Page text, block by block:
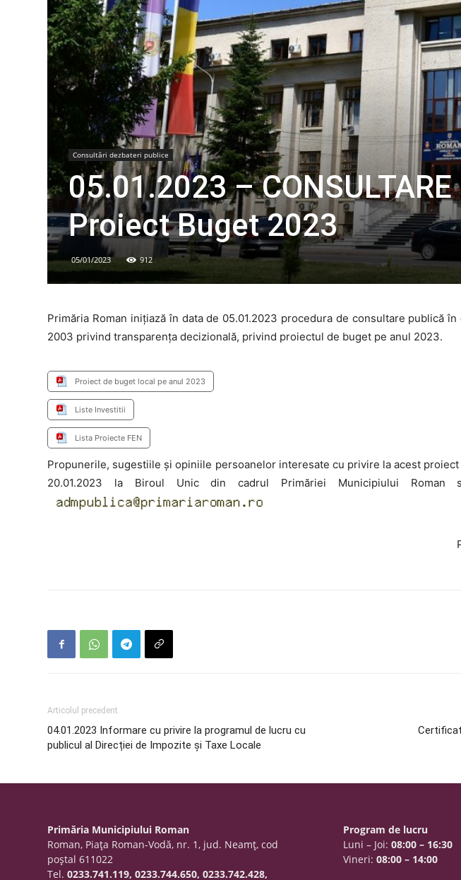
Consultări dezbateri publice
05.01.2023 –
Proiect Buget 2023
05/01/2023 912
Primăria Roman inițiază în data de 05.01.2023 procedura de consultare publică
2003 privind transparența decizională, privind proiectul de buget pe anul 2023.
Proiect de buget local pe anul 2023
Liste Investitii
Lista Proiecte FEN
Propunerile, sugestiile și opiniile persoanelor interesate cu privire la acest proiect
20.01.2023 la Biroul Unic din cadrul Primăriei Municipiului
Articolul precedent
04.01.2023 Informare cu privire la programul de lucru cu
publicul al Direcției de Impozite și Taxe Locale
Primăria Municipiului Roman
Roman, Piaţa Roman-Vodă, nr. 1, jud. Neamţ, cod
poştal 611022
Tel.0233.741.119, 0233.744.650, 0233.742.428,
Program de lucru
Luni – Joi:08:00 – 16:30
Vineri:08:00 – 14:00